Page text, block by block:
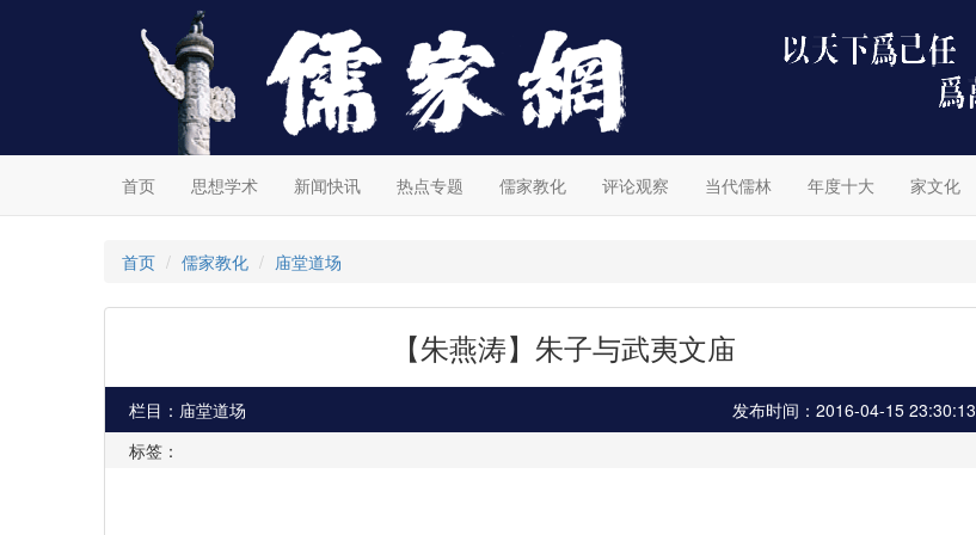
首页 思想学术 新闻快讯 热点专题 儒家教化 评论观察 当代儒林 年度十大 家文化
首页 儒家教化 庙堂道场
【朱燕涛】朱子与武夷文庙
栏目：庙堂道场
发布时间：2016-04-15 23:30:13
标签：